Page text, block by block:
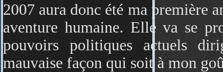
2007 aura donc été ma première
aventure humaine. Elle va se
pouvoirs politiques actuels
mauvaise façon qui soit à mon